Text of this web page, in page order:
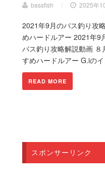
bassfish / 2025年
2021年9月のバス釣り攻
めハードルアー 2021年9
バス釣り攻略解説動画
すめハードルアー G.iの
READ MORE
スポンサーリンク